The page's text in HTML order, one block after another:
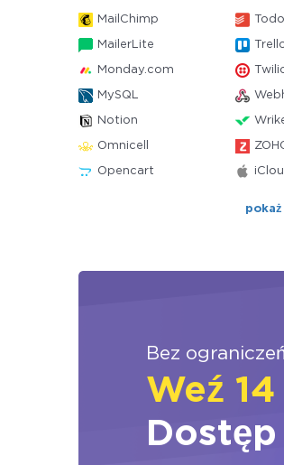
MailChimp
MailerLite
Monday.com
MySQL
Notion
Omnicell
Opencart
Bez
Weź